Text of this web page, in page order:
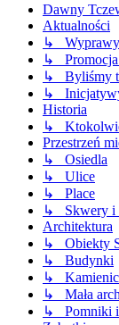
Dawny
Aktualności
↳ Wyprawy
↳ Promocja
↳ Byliśmy
↳
Historia
↳
Przestrzeń
↳ Osiedla
↳ Ulice
↳ Place
↳ Skwery i
Architektura
↳ Obiekty
↳ Budynki
↳
↳ Mała
↳ Pomniki i